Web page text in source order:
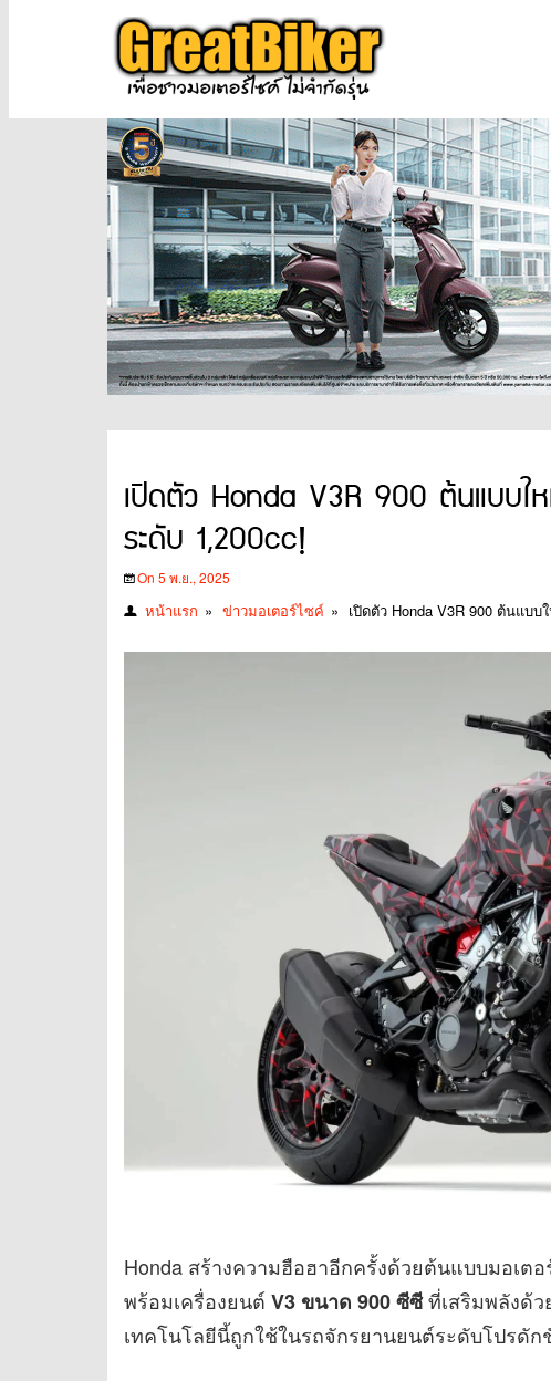
เปิดตัว Honda V3R 900 ต้นแบบใ
ระดับ 1,200cc!
On 5 พ.ย., 2025
หน้าแรก » ข่าวมอเตอร์ไซค์ » เปิดตัว Honda V3R 900 ต้นแบ
Honda สร้างความฮือฮาอีกครั้งด้วยต้นแบบมอเต
พร้อมเครื่องยนต์V3 ขนาด 900 ซีซีที่เสริมพลังด้ว
เทคโนโลยีนี้ถูกใช้ในรถจักรยานยนต์ระดับโปรดัก